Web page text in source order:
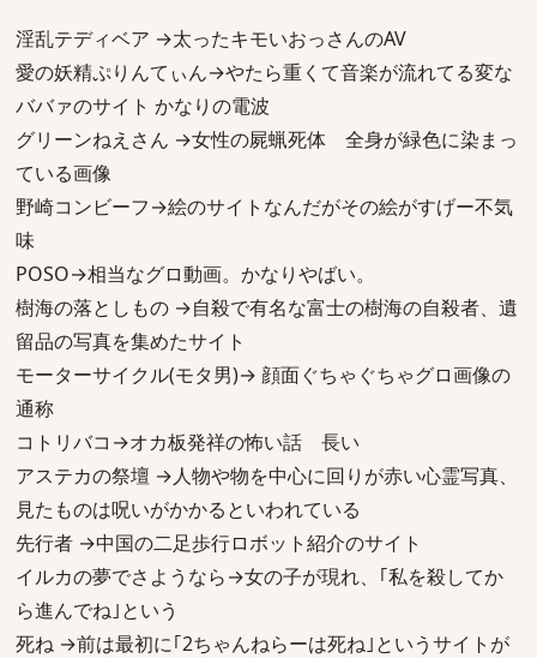
淫乱テディベア →太ったキモいおっさんのAV
愛の妖精ぷりんてぃん→やたら重くて音楽が流れてる変な
ババァのサイト かなりの電波
グリーンねえさん →女性の屍蝋死体 全身が緑色に染まっ
ている画像
野崎コンビーフ→絵のサイトなんだがその絵がすげー不気
味
POSO→相当なグロ動画。かなりやばい。
樹海の落としもの →自殺で有名な富士の樹海の自殺者、遺
留品の写真を集めたサイト
モーターサイクル(モタ男)→ 顔面ぐちゃぐちゃグロ画像の
通称
コトリバコ→オカ板発祥の怖い話 長い
アステカの祭壇 →人物や物を中心に回りが赤い心霊写真、
見たものは呪いがかかるといわれている
先行者 →中国の二足歩行ロボット紹介のサイト
イルカの夢でさようなら→女の子が現れ、｢私を殺してか
ら進んでね｣という
死ね →前は最初に｢2ちゃんねらーは死ね｣というサイトが